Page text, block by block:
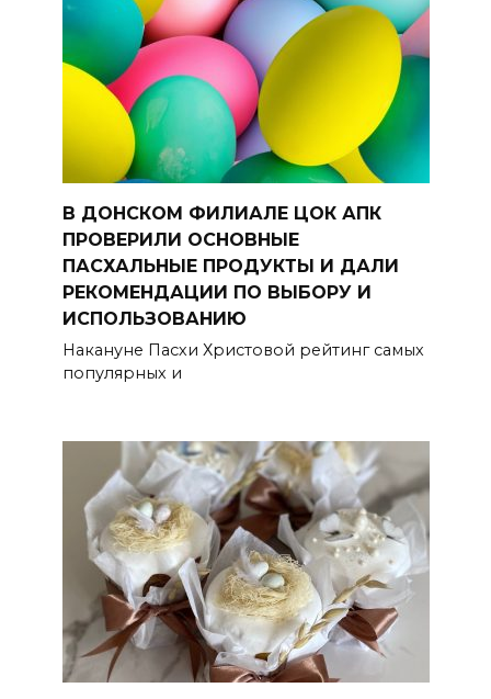
В ДОНСКОМ ФИЛИАЛЕ ЦОК АПК
ПРОВЕРИЛИ ОСНОВНЫЕ
ПАСХАЛЬНЫЕ ПРОДУКТЫ И ДАЛИ
РЕКОМЕНДАЦИИ ПО ВЫБОРУ И
ИСПОЛЬЗОВАНИЮ
Накануне Пасхи Христовой рейтинг самых
популярных и